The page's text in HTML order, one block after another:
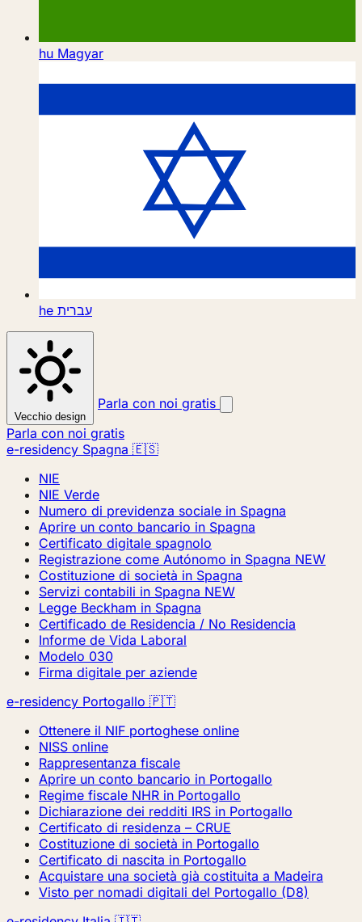
hu Magyar
he עברית
Vecchio design
Parla con noi gratis
Parla con noi gratis
e-residency Spagna 🇪🇸
NIE
NIE Verde
Numero di previdenza sociale in Spagna
Aprire un conto bancario in Spagna
Certificato digitale spagnolo
Registrazione come Autónomo in Spagna NEW
Costituzione di società in Spagna
Servizi contabili in Spagna NEW
Legge Beckham in Spagna
Certificado de Residencia / No Residencia
Informe de Vida Laboral
Modelo 030
Firma digitale per aziende
e-residency Portogallo 🇵🇹
Ottenere il NIF portoghese online
NISS online
Rappresentanza fiscale
Aprire un conto bancario in Portogallo
Regime fiscale NHR in Portogallo
Dichiarazione dei redditi IRS in Portogallo
Certificato di residenza – CRUE
Costituzione di società in Portogallo
Certificato di nascita in Portogallo
Acquistare una società già costituita a Madeira
Visto per nomadi digitali del Portogallo (D8)